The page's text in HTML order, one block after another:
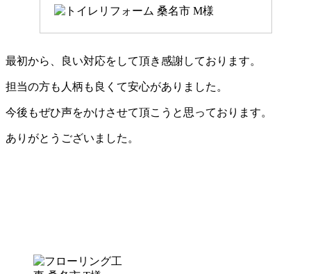
最初から、良い対応をして頂き感謝しております。
担当の方も人柄も良くて安心がありました。
今後もぜひ声をかけさせて頂こうと思っております。
ありがとうございました。